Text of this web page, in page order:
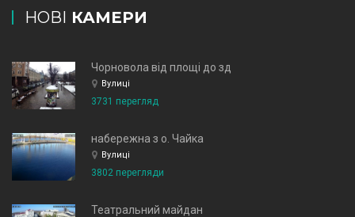
НОВІ КАМЕРИ
Чорновола від площі до зд
Вулиці
3731 перегляд
набережна з о. Чайка
Вулиці
3802 перегляди
Театральний майдан